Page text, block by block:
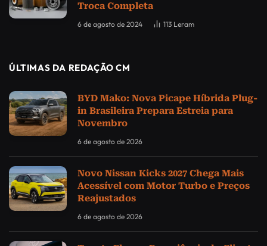
Troca Completa
6 de agosto de 2024 113 Leram
ÚLTIMAS DA REDAÇÃO CM
BYD Mako: Nova Picape Híbrida Plug-
in Brasileira Prepara Estreia para
Novembro
6 de agosto de 2026
Novo Nissan Kicks 2027 Chega Mais
Acessível com Motor Turbo e Preços
Reajustados
6 de agosto de 2026